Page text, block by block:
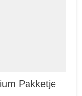
Pakketje